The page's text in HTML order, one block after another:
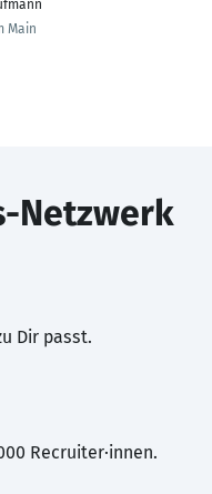
Main
Netzwerk
Dir passt.
Recruiter·innen.